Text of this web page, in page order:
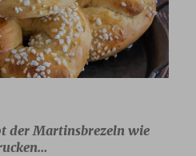
der Martinsbrezeln wie